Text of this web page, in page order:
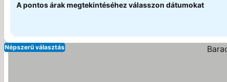
A pontos árak megtekintéséhez válasszon dátumokat
Népszerű választás